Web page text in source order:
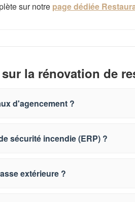
sur notre page dédiée
la rénovation de
d'agencement ?
sécurité incendie (ERP) ?
extérieure ?